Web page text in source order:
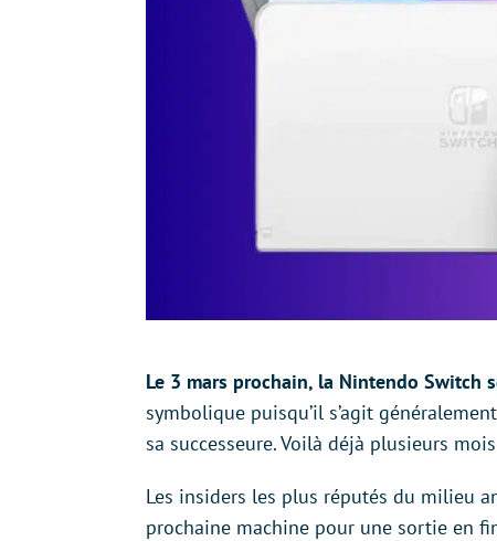
Le 3 mars prochain, la Nintendo Switch
symbolique puisqu’il s’agit
sa successeure. Voilà déjà plusieurs
Les insiders les plus réputés du milieu
prochaine machine pour une sortie en